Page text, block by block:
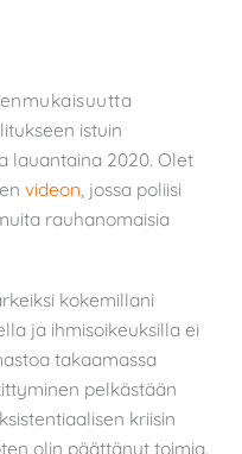
istuin
lauantaina 2020. Olet
videon , jossa poliisi
rauhanomaisia
kokemillani
ja ihmisoikeuksilla ei
takaamassa
pelkästään
kriisin
olin päättänyt toimia.